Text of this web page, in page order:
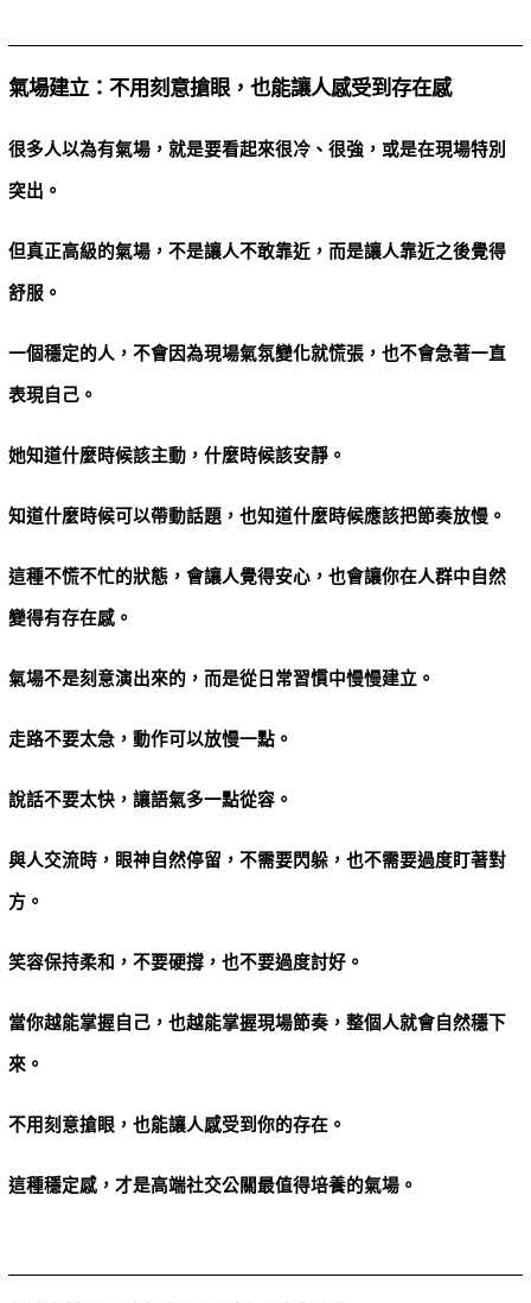
氣場建立：不用刻意搶眼，也能讓人感受到存在感
很多人以為有氣場，就是要看起來很冷、很強，或是在現場特別
突出。
但真正高級的氣場，不是讓人不敢靠近，而是讓人靠近之後覺得
舒服。
一個穩定的人，不會因為現場氣氛變化就慌張，也不會急著一直
表現自己。
她知道什麼時候該主動，什麼時候該安靜。
知道什麼時候可以帶動話題，也知道什麼時候應該把節奏放慢。
這種不慌不忙的狀態，會讓人覺得安心，也會讓你在人群中自然
變得有存在感。
氣場不是刻意演出來的，而是從日常習慣中慢慢建立。
走路不要太急，動作可以放慢一點。
說話不要太快，讓語氣多一點從容。
與人交流時，眼神自然停留，不需要閃躲，也不需要過度盯著對
方。
笑容保持柔和，不要硬撐，也不要過度討好。
當你越能掌握自己，也越能掌握現場節奏，整個人就會自然穩下
來。
不用刻意搶眼，也能讓人感受到你的存在。
這種穩定感，才是高端社交公關最值得培養的氣場。